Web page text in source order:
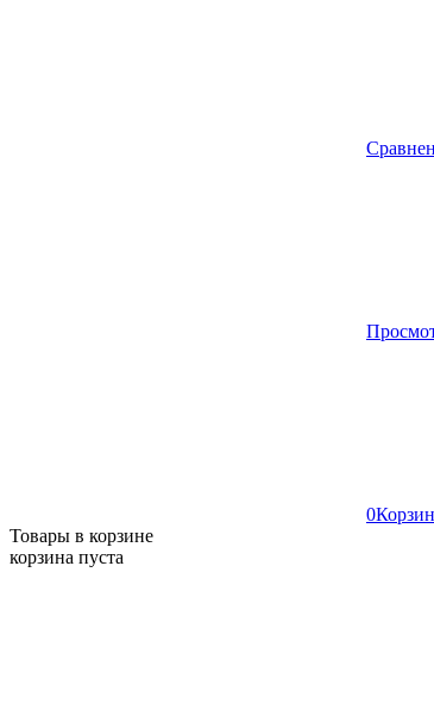
0
Товары в корзине
корзина пуста